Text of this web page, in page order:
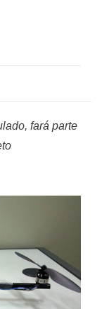
fará parte